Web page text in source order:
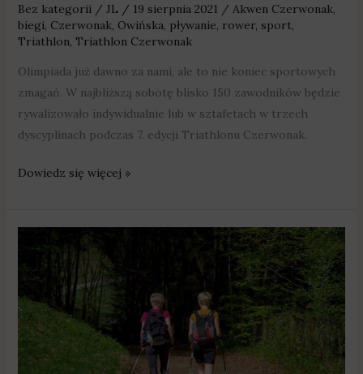
Bez kategorii/ JL / 19 sierpnia 2021 / Akwen Czerwonak,
biegi, Czerwonak, Owińska, pływanie, rower, sport,
Triathlon, Triathlon Czerwonak
Olimpiada już dawno za nami, ale to nie koniec sportowych
zmagań. W najbliższą sobotę blisko 150 zawodników będzie
rywalizowało indywidualnie lub w sztafetach w trzech
dyscyplinach podczas 7. edycji Triathlonu Czerwonak.
Dowiedz się więcej »
Murowanej
Goślinie
odbędzie
się
Ogólnopolski
Puchar